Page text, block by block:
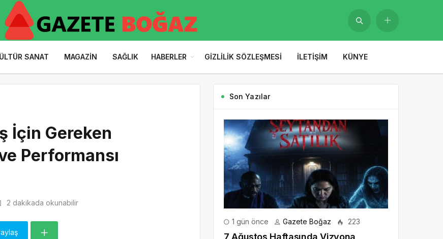
SANAT MAGAZIN SAĞLIK HABERLER GIZLILIK SÖZLEŞMESI İLETIŞIM KÜNYE
İçin Gereken
Performansı
2 dakikada okunabilir
Son Yazılar
1 gün önce Gazete Boğaz 223
7 Ağustos Haftasında Vizyona